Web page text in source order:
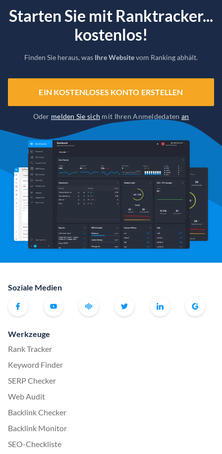
Starten Sie mit Ranktracker...
kostenlos!
Finden Sie heraus, was Ihre Websitevom Ranking abhält.
EIN KOSTENLOSES KONTO ERSTELLEN
Oder melden Sie sich mit Ihren Anmeldedaten an
Soziale Medien
Werkzeuge
Rank Tracker
Keyword Finder
SERP Checker
Web Audit
Backlink Checker
Backlink Monitor
SEO-Checkliste